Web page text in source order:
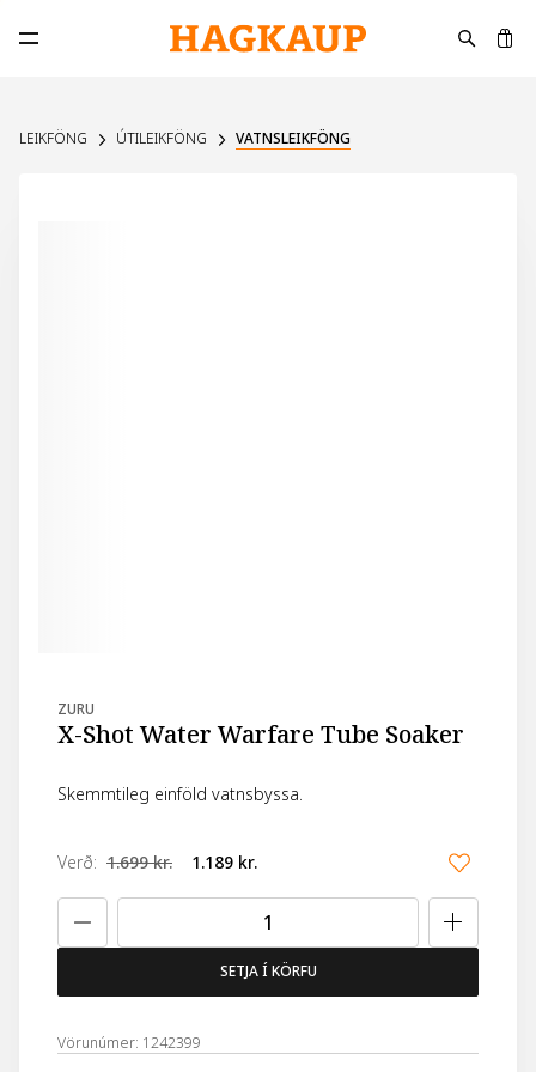
Opna aðalvalmynd
LEIKFÖNG ÚTILEIKFÖNG VATNSLEIKFÖNG
ZURU
X-Shot Water Warfare Tube Soaker
Skemmtileg einföld vatnsbyssa.
Verð: 1.699 kr. 1.189 kr.
SETJA Í KÖRFU
Vörunúmer: 1242399